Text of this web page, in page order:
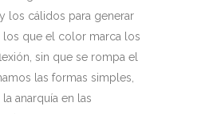
los cálidos para generar
los que el color marca los
sin que se rompa el
las formas simples,
anarquía en las